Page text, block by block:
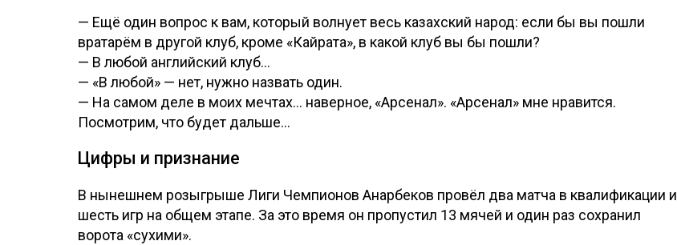
— Ещё один вопрос к вам, который волнует весь казахский народ: если бы вы пошли
вратарём в другой клуб, кроме «Кайрата», в какой клуб вы бы пошли?
— В любой английский клуб...
— «В любой» — нет, нужно назвать один.
— На самом деле в моих мечтах... наверное, «Арсенал». «Арсенал» мне нравится.
Посмотрим, что будет дальше...
Цифры и признание
В нынешнем розыгрыше Лиги Чемпионов Анарбеков провёл два матча в квалификации и
шесть игр на общем этапе. За это время он пропустил 13 мячей и один раз сохранил
ворота «сухими».